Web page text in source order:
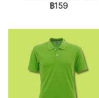
฿159